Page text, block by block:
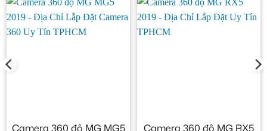
Camera 360 độ MG MG5
Camera 360 độ MG RX5